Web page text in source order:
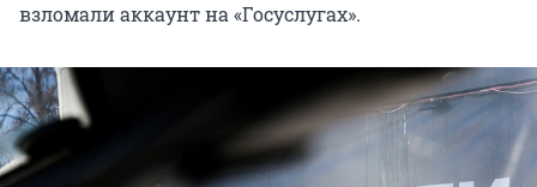
взломали аккаунт на «Госуслугах».